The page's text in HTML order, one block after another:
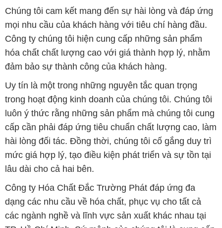
đảm bảo sự thành công của khách hàng.
Uy tín là một trong những nguyên tắc quan trọng
trong hoạt động kinh doanh của chúng tôi. Chúng tôi
luôn ý thức rằng những sản phẩm mà chúng tôi cung
cấp cần phải đáp ứng tiêu chuẩn chất lượng cao, làm
hài lòng đối tác. Đồng thời, chúng tôi cố gắng duy trì
mức giá hợp lý, tạo điều kiện phát triển và sự tồn tại
lâu dài cho cả hai bên.
Công ty Hóa Chất Đắc Trường Phát đáp ứng đa
dạng các nhu cầu về hóa chất, phục vụ cho tất cả
các ngành nghề và lĩnh vực sản xuất khác nhau tại
TP. Hồ Chí Minh. Sứ mệnh của chúng tôi là cung cấp
và phân phối những sản phẩm hóa chất đảm bảo
chất lượng và giá thành tốt nhất trên thị trường.
Chúng tôi tự hào có đội ngũ nhân viên chuyên nghiệp